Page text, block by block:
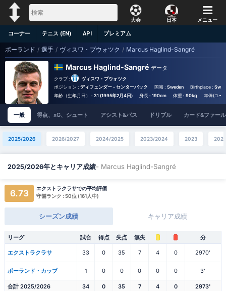
大会 日本 メニュー
コーナー テニス (EN) API プレミアム
ポーランド / 選手 / ヴィスワ・プウォツク / Marcus Haglind-Sangré
Marcus Haglind-Sangré データ
クラブ :
ヴィスワ・プウォツク
ポジション : ディフェンダー - センターバック 国籍 : Sweden Birthplace :
年齢（生年月日） : 31 (1995年2月4日) 身長 : 190cm 体重 : 90kg 年俸(ユー
一般 得点、xG、シュート アシスト&パス ドリブル カード&ファール
2025/2026 2026/2027 2024/2025 2023/2024 2023 2022
2025/2026年とキャリア成績- Marcus Haglind-Sangré
6.73
エクストラクラサでの平均評価
守備ランク : 50位 (161人中)
シーズン成績 キャリア成績
リーグ 試合 得点 失点 無失 分
エクストラクラサ 33 0 35 7 4 0 2970'
ポーランド・カップ 1 0 0 0 0 0 3'
合計 2025/2026 34 0 35 7 4 0 2973'